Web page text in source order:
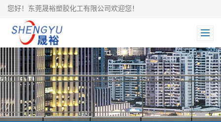
您好！东莞晟裕塑胶化工有限公司欢迎您！